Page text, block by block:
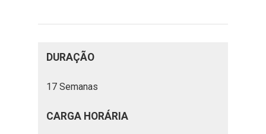
DURAÇÃO
17 Semanas
CARGA HORÁRIA